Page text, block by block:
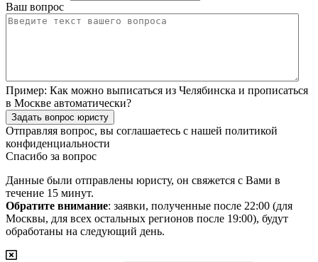
Ваш вопрос
Пример: Как можно выписаться из Челябинска и прописаться
в Москве автоматически?
Задать вопрос юристу
Отправляя вопрос, вы соглашаетесь с нашей политикой
конфиденциальности
Спасибо за вопрос
Данные были отправлены юристу, он свяжется с Вами в
течение 15 минут.
Обратите внимание: заявки, полученные после 22:00 (для
Москвы, для всех остальных регионов после 19:00), будут
обработаны на следующий день.